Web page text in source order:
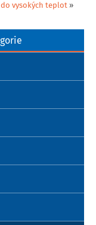
do vysokých teplot »